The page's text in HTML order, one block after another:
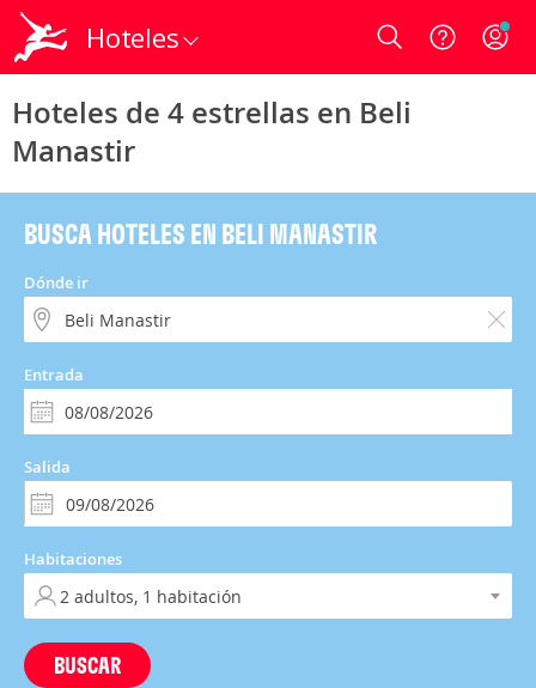
Hoteles Login
Hoteles de 4 estrellas en Beli
Manastir
BUSCA HOTELES EN BELI MANASTIR
Dónde ir
Entrada
Salida
Habitaciones
BUSCAR